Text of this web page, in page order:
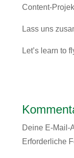
Content-
Lass uns
Let’s learn to
Deine E-Mail-
Erforderliche